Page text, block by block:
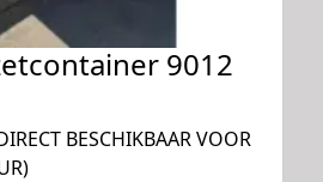
9012
BESCHIKBAAR VOOR